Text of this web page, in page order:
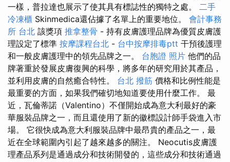
一樣，普拉達也展示了使其具有標誌性的獨特之處。 二手
冷凍櫃 Skinmedica還佔據了名單上的重要地位。 會計事務
所 台北 該獎項 推拿整骨 - 持有皮膚護理品牌為優質皮膚護
理設定了標準 按摩課程台北 - 台中按摩排毒ptt 干預後護理
和一般皮膚護理中的領先品牌之一。 台胞證 照片 他們的品
牌著重於發展皮膚復興的科學，將多年的研究用於其產品，
並利用皮膚的自然癒合特性。 台北 撥筋 價格和比例性能是
最重要的方面，如果我們確切地知道要使用什麼工作。 最
近，瓦倫蒂諾（Valentino）不僅開始成為意大利最好的豪
華服裝品牌之一，而且還使用了新的徽標設計師手袋進入市
場。 它很快成為意大利服裝品牌中最昂貴的產品之一，最
近在全球範圍內引起了越來越多的關注。 Neocutis皮膚護
理產品系列是通過成分和技術開發的，這些成分和技術通過